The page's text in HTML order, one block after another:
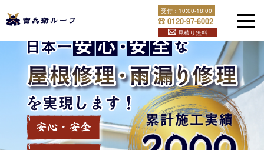
to
content
0120-97-6002
受付： 10:00-18:00
見積り無料
官兵衛ルーフは福岡県全土と下関で屋根修理・雨漏り修理を
行っております！屋根のことでお困りなら官兵衛ルーフへ！